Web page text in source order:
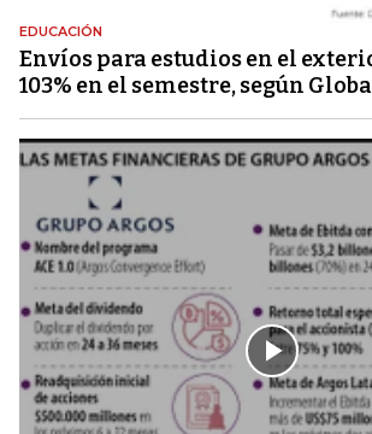
EDUCACIÓN
Envíos para estudios en el
103% en el semestre, según